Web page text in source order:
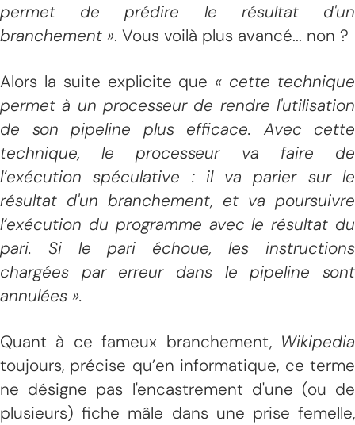
permet de prédire le résultat d'un
branchement ». Vous voilà plus avancé... non ?
Alors la suite explicite que « cette technique
permet à un processeur de rendre l'utilisation
de son pipeline plus efficace. Avec cette
technique, le processeur va faire de
l’exécution spéculative : il va parier sur le
résultat d'un branchement, et va poursuivre
l’exécution du programme avec le résultat du
pari. Si le pari échoue, les instructions
chargées par erreur dans le pipeline sont
annulées ».
Quant à ce fameux branchement, Wikipedia
toujours, précise qu’en informatique, ce terme
ne désigne pas l'encastrement d'une (ou de
plusieurs) fiche mâle dans une prise femelle,